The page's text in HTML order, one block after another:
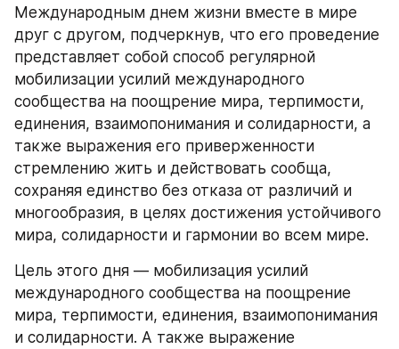
Международным днем жизни вместе в мире
друг с другом, подчеркнув, что его проведение
представляет собой способ регулярной
мобилизации усилий международного
сообщества на поощрение мира, терпимости,
единения, взаимопонимания и солидарности, а
также выражения его приверженности
стремлению жить и действовать сообща,
сохраняя единство без отказа от различий и
многообразия, в целях достижения устойчивого
мира, солидарности и гармонии во всем мире.
Цель этого дня — мобилизация усилий
международного сообщества на поощрение
мира, терпимости, единения, взаимопонимания
и солидарности. А также выражение